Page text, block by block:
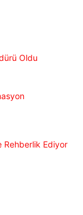
Oldu
Rehberlik Ediyor